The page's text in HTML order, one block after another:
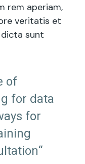
rem aperiam,
veritatis et
sunt
of
for data
for